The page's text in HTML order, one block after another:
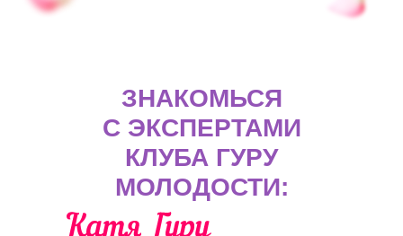
ЗНАКОМЬСЯ
С ЭКСПЕРТАМИ
КЛУБА ГУРУ
МОЛОДОСТИ: